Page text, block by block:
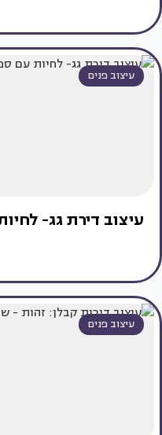
עיצוב פנים
עיצוב דירת גג-
עיצוב פנים